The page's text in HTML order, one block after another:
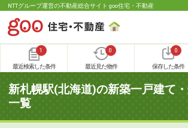
NTTグループ運営の不動産総合サイト goo住宅・不動産
1
最近検索した条件
0
最近見た物件
0
保存した条件
新札幌駅(北海道)の新築一戸建て
一覧